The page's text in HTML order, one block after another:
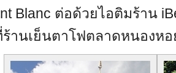
Blanc ต่อด้วยไอติมร้าน
ร้านเย็นตาโฟตลาดหนองหอ